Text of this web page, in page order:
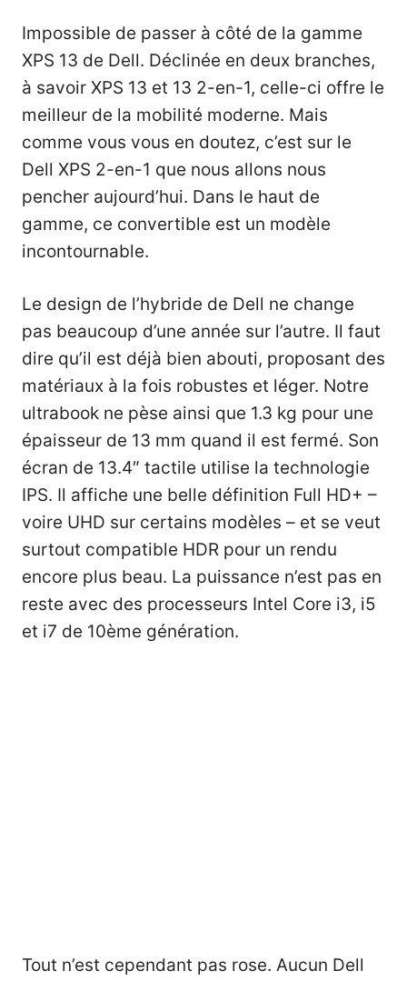
Impossible de passer à côté de la gamme
XPS 13 de Dell. Déclinée en deux branches,
à savoir XPS 13 et 13 2-en-1, celle-ci offre le
meilleur de la mobilité moderne. Mais
comme vous vous en doutez, c’est sur le
Dell XPS 2-en-1 que nous allons nous
pencher aujourd’hui. Dans le haut de
gamme, ce convertible est un modèle
incontournable.
Le design de l’hybride de Dell ne change
pas beaucoup d’une année sur l’autre. Il faut
dire qu’il est déjà bien abouti, proposant des
matériaux à la fois robustes et léger. Notre
ultrabook ne pèse ainsi que 1.3 kg pour une
épaisseur de 13 mm quand il est fermé. Son
écran de 13.4″ tactile utilise la technologie
IPS. Il affiche une belle définition Full HD+ –
voire UHD sur certains modèles – et se veut
surtout compatible HDR pour un rendu
encore plus beau. La puissance n’est pas en
reste avec des processeurs Intel Core i3, i5
et i7 de 10ème génération.
Tout n’est cependant pas rose. Aucun Dell